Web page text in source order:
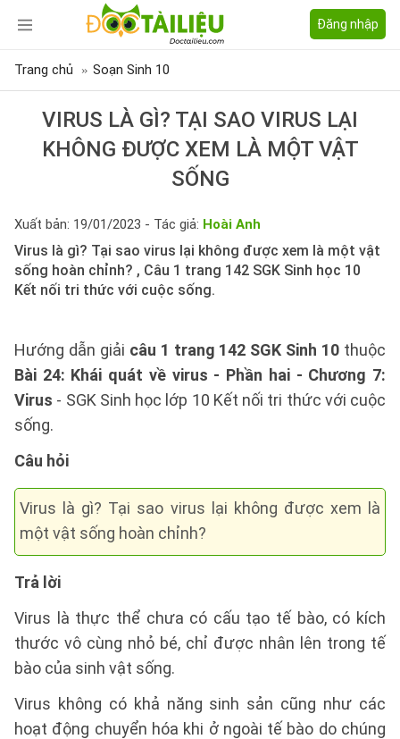
Đăng nhập
Trang chủ Soạn Sinh 10
VIRUS LÀ GÌ? TẠI SAO VIRUS LẠI
KHÔNG ĐƯỢC XEM LÀ MỘT VẬT
SỐNG
Xuất bản: 19/01/2023 - Tác giả: Hoài Anh
Virus là gì? Tại sao virus lại không được xem là một vật
sống hoàn chỉnh? , Câu 1 trang 142 SGK Sinh học 10
Kết nối tri thức với cuộc sống.
Hướng dẫn giải câu 1 trang 142 SGK Sinh 10 thuộc
Bài 24: Khái quát về virus - Phần hai - Chương 7:
Virus - SGK Sinh học lớp 10 Kết nối tri thức với cuộc
sống.
Câu hỏi
Virus là gì? Tại sao virus lại không được xem là
một vật sống hoàn chỉnh?
Trả lời
Virus là thực thể chưa có cấu tạo tế bào, có kích
thước vô cùng nhỏ bé, chỉ được nhân lên trong tế
bào của sinh vật sống.
Virus không có khả năng sinh sản cũng như các
hoạt động chuyển hóa khi ở ngoài tế bào do chúng